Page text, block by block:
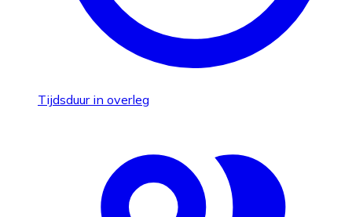
Tijdsduur in overleg